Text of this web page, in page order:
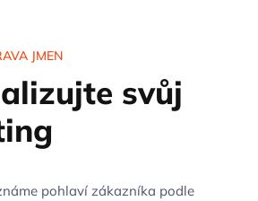
JMEN
svůj
pohlaví zákazníka podle